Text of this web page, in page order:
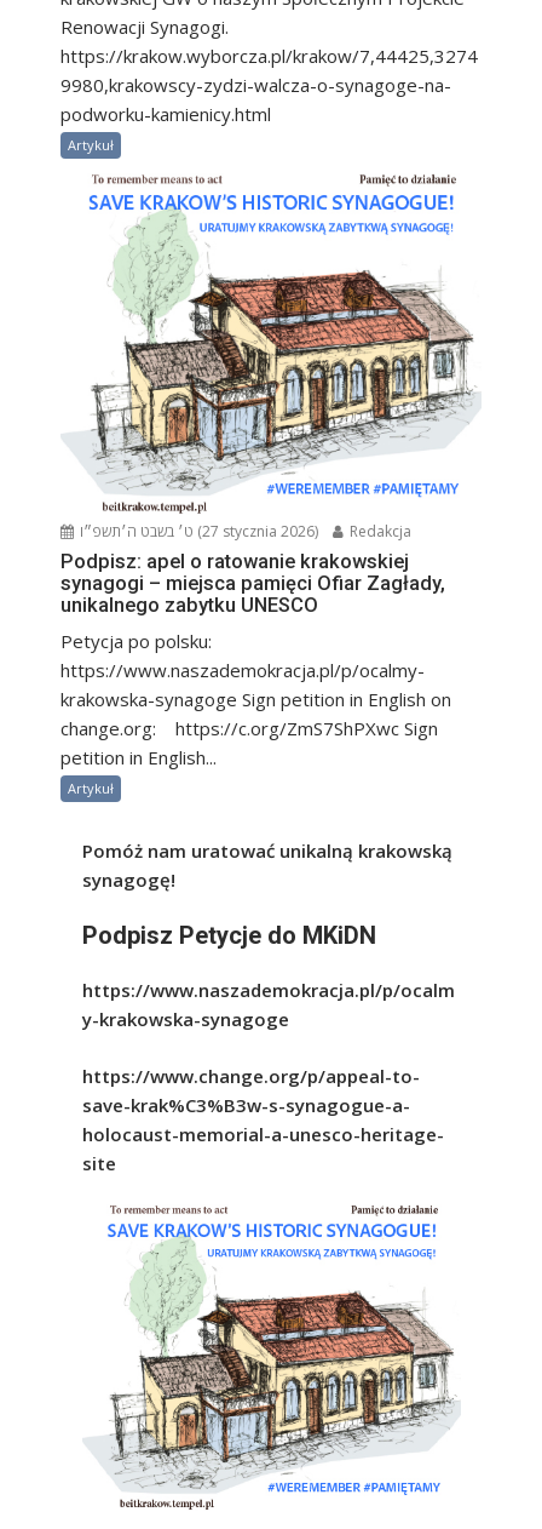
Renowacji Synagogi.
https://krakow.wyborcza.pl/krakow/7,44425,3274
9980,krakowscy-zydzi-walcza-o-synagoge-na-
podworku-kamienicy.html
Artykuł
ט׳ בשבט ה׳תשפ״ו (27 stycznia 2026) Redakcja
Podpisz: apel o ratowanie krakowskiej
synagogi – miejsca pamięci Ofiar Zagłady,
unikalnego zabytku UNESCO
Petycja po polsku:
https://www.naszademokracja.pl/p/ocalmy-
krakowska-synagoge Sign petition in English on
change.org: https://c.org/ZmS7ShPXwc Sign
petition in English...
Artykuł
Pomóż nam uratować unikalną krakowską
synagogę!
Podpisz Petycje do MKiDN
https://www.naszademokracja.pl/p/ocalm
y-krakowska-synagoge
https://www.change.org/p/appeal-to-
save-krak%C3%B3w-s-synagogue-a-
holocaust-memorial-a-unesco-heritage-
site